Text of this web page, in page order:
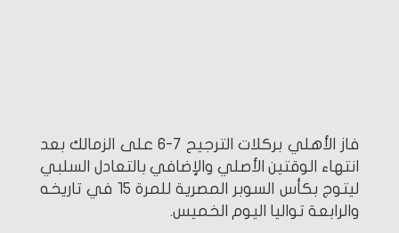
فاز الأهلي بركلات الترجيح 7-6 على الزمالك بعد
انتهاء الوقتين الأصلي والإضافي بالتعادل السلبي
ليتوج بكأس السوبر المصرية للمرة 15 في تاريخه
والرابعة تواليا اليوم الخميس.